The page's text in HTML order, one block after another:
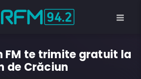
FM te trimite gratuit la
de Crăciun